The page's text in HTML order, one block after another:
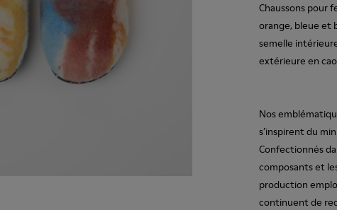
Chaussons pour
orange, bleue et
semelle
extérieure en
Nos
s’inspirent du
Confectionnés
composants et
production
continuent de